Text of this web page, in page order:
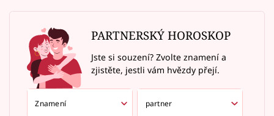
PARTNERSKÝ HOROSKOP
Jste si souzení? Zvolte znamení a
zjistěte, jestli vám hvězdy přejí.